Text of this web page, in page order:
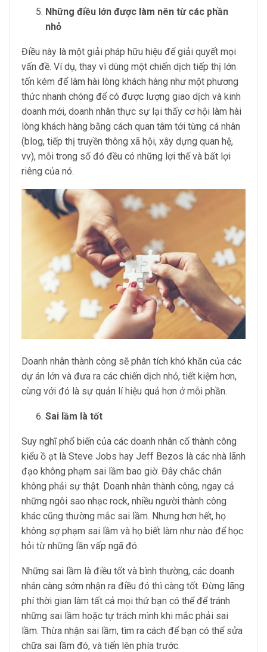
Những điều lớn được làm nên từ các phần
nhỏ
Điều này là một giải pháp hữu hiệu để giải quyết mọi
vấn đề. Ví dụ, thay vì dùng một chiến dịch tiếp thị lớn
tốn kém để làm hài lòng khách hàng như một phương
thức nhanh chóng để có được lượng giao dịch và kinh
doanh mới, doanh nhân thực sự lại thấy cơ hội làm hài
lòng khách hàng bằng cách quan tâm tới từng cá nhân
(blog, tiếp thị truyền thông xã hội, xây dựng quan hệ,
vv), mỗi trong số đó đều có những lợi thế và bất lợi
riêng của nó.
Doanh nhân thành công sẽ phân tích khó khăn của các
dự án lớn và đưa ra các chiến dịch nhỏ, tiết kiệm hơn,
cùng với đó là sự quản lí hiệu quả hơn ở mỗi phần.
Sai lầm là tốt
Suy nghĩ phổ biến của các doanh nhân cố thành công
kiểu ồ ạt là Steve Jobs hay Jeff Bezos là các nhà lãnh
đạo không phạm sai lầm bao giờ. Đây chắc chắn
không phải sự thật. Doanh nhân thành công, ngay cả
những ngôi sao nhạc rock, nhiều người thành công
khác cũng thường mắc sai lầm. Nhưng hơn hết, họ
không sợ phạm sai lầm và họ biết làm như nào để học
hỏi từ những lần vấp ngã đó.
Những sai lầm là điều tốt và bình thường, các doanh
nhân càng sớm nhận ra điều đó thì càng tốt. Đừng lãng
phí thời gian làm tất cả mọi thứ bạn có thể để tránh
những sai lầm hoặc tự trách mình khi mắc phải sai
lầm. Thừa nhận sai lầm, tìm ra cách để bạn có thể sửa
chữa sai lầm đó, và tiến lên phía trước.